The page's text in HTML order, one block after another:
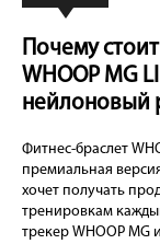
Почему
WHOOP MG
нейлоновый
Фитнес-браслет
премиальная
хочет получать
тренировкам
трекер WHOOP MG